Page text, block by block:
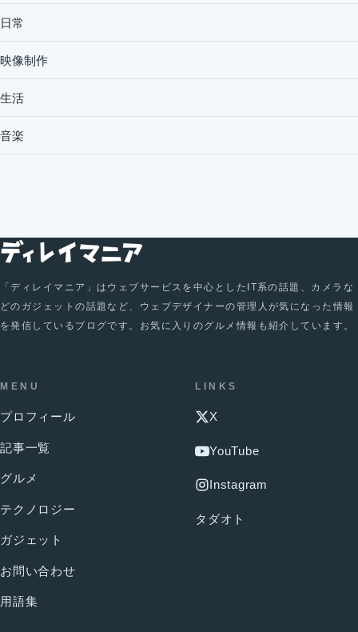
日常
映像制作
生活
音楽
「ディレイマニア」はウェブサービスを中心としたIT系の話題、カメラな
どのガジェットの話題など、ウェブデザイナーの管理人が気になった情報
を発信しているブログです。お気に入りのグルメ情報も紹介しています。
MENU
プロフィール
記事一覧
グルメ
テクノロジー
ガジェット
お問い合わせ
用語集
LINKS
X
YouTube
Instagram
タダオト